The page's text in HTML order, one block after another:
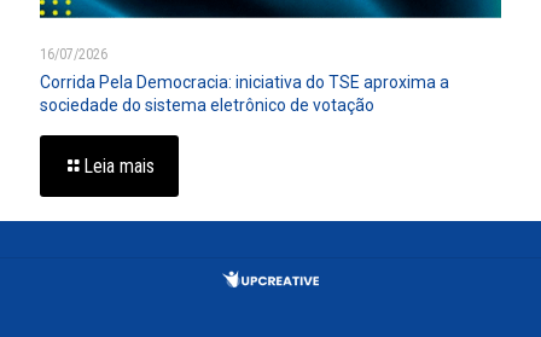
16/07/2026
Corrida Pela Democracia: iniciativa do TSE aproxima a
sociedade do sistema eletrônico de votação
Leia mais